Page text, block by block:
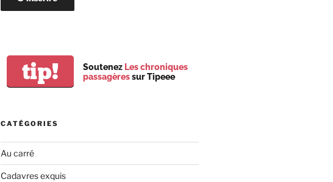
tip! Soutenez Les chroniques
passagèressur Tipeee
CATÉGORIES
Au carré
Cadavres exquis